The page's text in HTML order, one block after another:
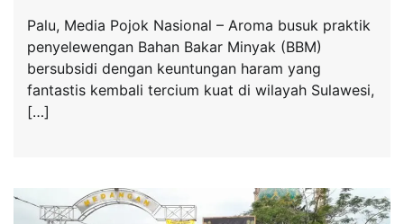
Palu, Media Pojok Nasional – Aroma busuk praktik
penyelewengan Bahan Bakar Minyak (BBM)
bersubsidi dengan keuntungan haram yang
fantastis kembali tercium kuat di wilayah Sulawesi,
[…]